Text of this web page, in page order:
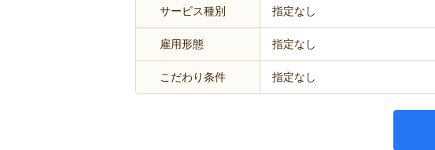
サービス種別 指定なし
雇用形態 指定なし
こだわり条件 指定なし